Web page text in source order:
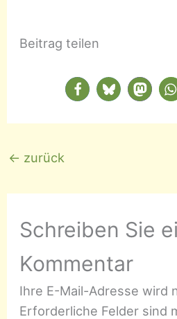
Beitrag teilen
← zurück
Schreiben Sie
Kommentar
Ihre E-Mail-Adresse wird
Erforderliche Felder sind